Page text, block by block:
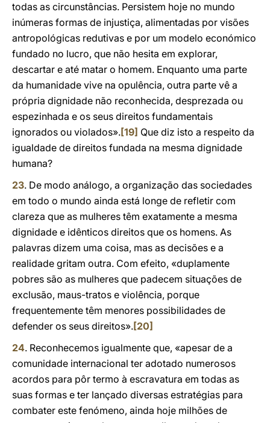
todas as circunstâncias. Persistem hoje no mundo
inúmeras formas de injustiça, alimentadas por visões
antropológicas redutivas e por um modelo económico
fundado no lucro, que não hesita em explorar,
descartar e até matar o homem. Enquanto uma parte
da humanidade vive na opulência, outra parte vê a
própria dignidade não reconhecida, desprezada ou
espezinhada e os seus direitos fundamentais
ignorados ou violados».[19] Que diz isto a respeito da
igualdade de direitos fundada na mesma dignidade
humana?
23. De modo análogo, a organização das sociedades
em todo o mundo ainda está longe de refletir com
clareza que as mulheres têm exatamente a mesma
dignidade e idênticos direitos que os homens. As
palavras dizem uma coisa, mas as decisões e a
realidade gritam outra. Com efeito, «duplamente
pobres são as mulheres que padecem situações de
exclusão, maus-tratos e violência, porque
frequentemente têm menores possibilidades de
defender os seus direitos».[20]
24. Reconhecemos igualmente que, «apesar de a
comunidade internacional ter adotado numerosos
acordos para pôr termo à escravatura em todas as
suas formas e ter lançado diversas estratégias para
combater este fenómeno, ainda hoje milhões de